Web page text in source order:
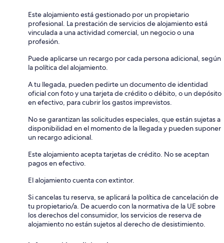
Este alojamiento está gestionado por un propietario
profesional. La prestación de servicios de alojamiento está
vinculada a una actividad comercial, un negocio o una
profesión.
Puede aplicarse un recargo por cada persona adicional, según
la política del alojamiento.
A tu llegada, pueden pedirte un documento de identidad
oficial con foto y una tarjeta de crédito o débito, o un depósito
en efectivo, para cubrir los gastos imprevistos.
No se garantizan las solicitudes especiales, que están sujetas a
disponibilidad en el momento de la llegada y pueden suponer
un recargo adicional.
Este alojamiento acepta tarjetas de crédito. No se aceptan
pagos en efectivo.
El alojamiento cuenta con extintor.
Si cancelas tu reserva, se aplicará la política de cancelación de
tu propietario/a. De acuerdo con la normativa de la UE sobre
los derechos del consumidor, los servicios de reserva de
alojamiento no están sujetos al derecho de desistimiento.